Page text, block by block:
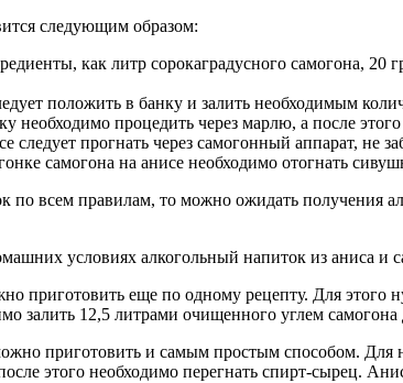
следующим образом:
как литр сорокаградусного самогона,
положить в банку и залить необходимым
необходимо процедить через марлю, а после
следует прогнать через самогонный аппарат, не
самогона на анисе необходимо отогнать
по всем правилам, то можно ожидать получения
условиях алкогольный напиток из аниса и
приготовить еще по одному рецепту. Для этого
залить 12,5 литрами очищенного углем
приготовить и самым простым способом. Для
этого необходимо перегнать спирт-сырец.